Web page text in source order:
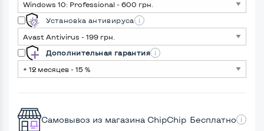
Установка антивируса
Дополнительная гарантия
Самовывоз из магазина ChipChip Бесплатно